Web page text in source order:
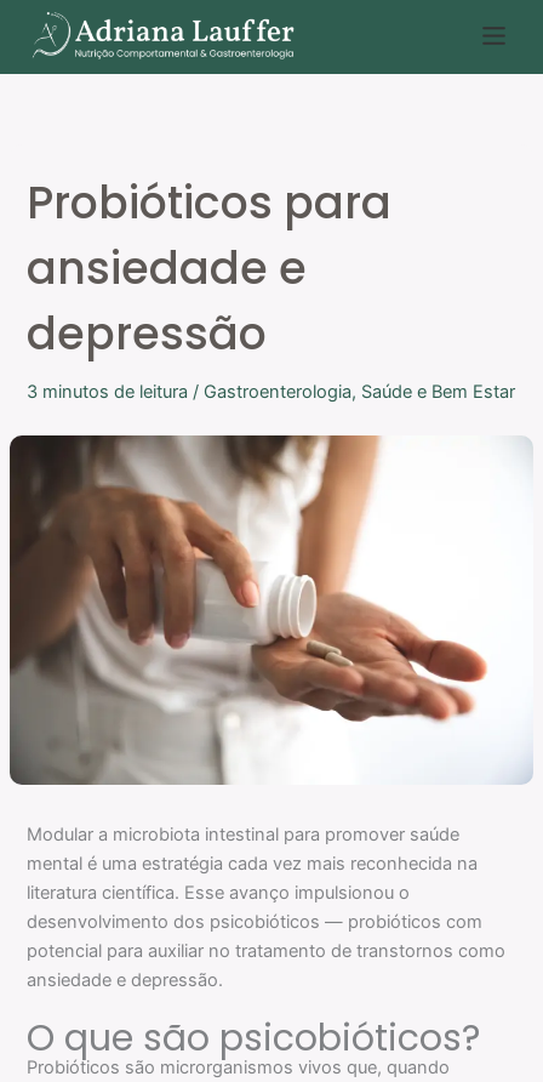
para
o
Probióticos para
ansiedade e
depressão
3 minutos de leitura / Gastroenterologia, Saúde e Bem Estar
Modular a microbiota intestinal para promover saúde
mental é uma estratégia cada vez mais reconhecida na
literatura científica. Esse avanço impulsionou o
desenvolvimento dos psicobióticos — probióticos com
potencial para auxiliar no tratamento de transtornos como
ansiedade e depressão.
O que são psicobióticos?
Probióticos são microrganismos vivos que, quando
e
a